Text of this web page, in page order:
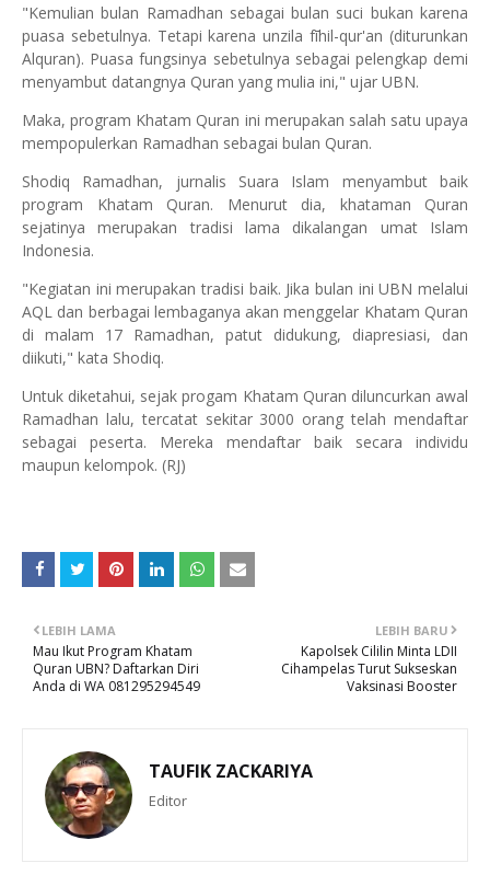
"Kemulian bulan Ramadhan sebagai bulan suci bukan karena
puasa sebetulnya. Tetapi karena unzila fīhil-qur'an (diturunkan
Alquran). Puasa fungsinya sebetulnya sebagai pelengkap demi
menyambut datangnya Quran yang mulia ini," ujar UBN.
Maka, program Khatam Quran ini merupakan salah satu upaya
mempopulerkan Ramadhan sebagai bulan Quran.
Shodiq Ramadhan, jurnalis Suara Islam menyambut baik
program Khatam Quran. Menurut dia, khataman Quran
sejatinya merupakan tradisi lama dikalangan umat Islam
Indonesia.
"Kegiatan ini merupakan tradisi baik. Jika bulan ini UBN melalui
AQL dan berbagai lembaganya akan menggelar Khatam Quran
di malam 17 Ramadhan, patut didukung, diapresiasi, dan
diikuti," kata Shodiq.
Untuk diketahui, sejak progam Khatam Quran diluncurkan awal
Ramadhan lalu, tercatat sekitar 3000 orang telah mendaftar
sebagai peserta. Mereka mendaftar baik secara individu
maupun kelompok. (RJ)
LEBIH BARU
Kapolsek Cililin Minta LDII
Cihampelas Turut Sukseskan
Vaksinasi Booster
LEBIH LAMA
Mau Ikut Program Khatam
Quran UBN? Daftarkan Diri
Anda di WA 081295294549
TAUFIK ZACKARIYA
Editor